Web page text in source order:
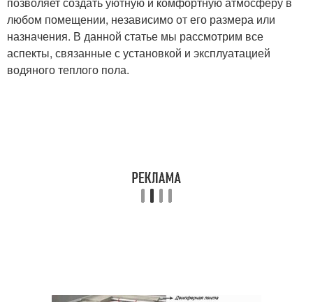
любом помещении, независимо от его размера или
назначения. В данной статье мы рассмотрим все
аспекты, связанные с установкой и эксплуатацией
водяного теплого пола.